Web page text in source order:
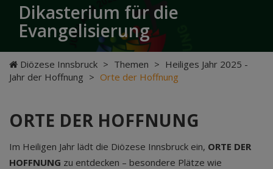
Dikasterium für die
Evangelisierung
Diözese Innsbruck > Themen > Heiliges Jahr 2025 -
Jahr der Hoffnung > Orte der Hoffnung
ORTE DER HOFFNUNG
Im Heiligen Jahr lädt die Diözese Innsbruck ein, ORTE DER
HOFFNUNG zu entdecken – besondere Plätze wie